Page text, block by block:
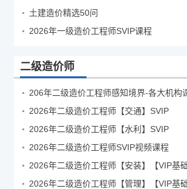
土建造价精选50问
2026年一级造价工程师SVIP课程
二级造价师
206年二级造价工程师感知境界-各大机构
2026年二级造价工程师【交通】SVIP
2026年二级造价工程师【水利】SVIP
2026年二级造价工程师SVIP视频课程